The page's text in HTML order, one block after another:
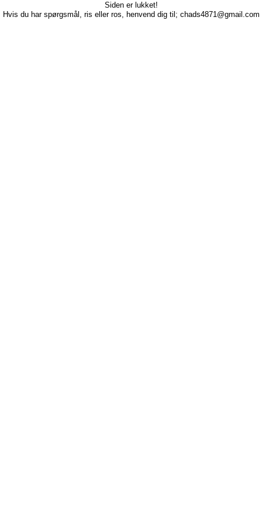
Siden er lukket!
Hvis du har spørgsmål, ris eller ros, henvend dig til; chads4871@gmail.com